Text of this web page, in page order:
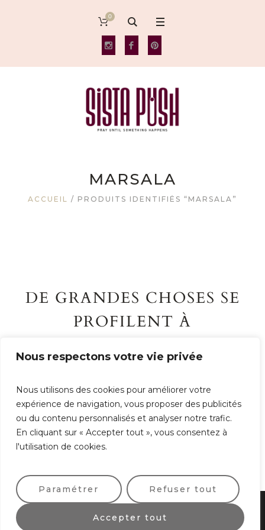
Nous respectons votre vie privée
Nous utilisons des cookies pour améliorer votre
expérience de navigation, vous proposer des publicités
ou du contenu personnalisés et analyser notre trafic.
En cliquant sur « Accepter tout », vous consentez à
l'utilisation de cookies.
Paramétrer Refuser tout
Accepter tout
0
MARSALA
ACCUEIL / PRODUITS IDENTIFIÉS “MARSALA”
DE GRANDES CHOSES SE
PROFILENT À
est en chantier et sera bientôt lancée !
Politique de confidentialité/ © 2025 / Tous droits réservés